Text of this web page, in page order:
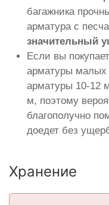
багажника
арматура с
значительный
Если вы
арматуры малых
арматуры 10-12
м, поэтому
благополучно
доедет без
Хранение